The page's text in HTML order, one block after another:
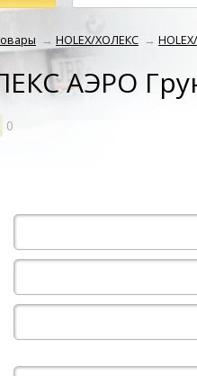
→ HOLEX/ХОЛЕКС →
АЭРО
0